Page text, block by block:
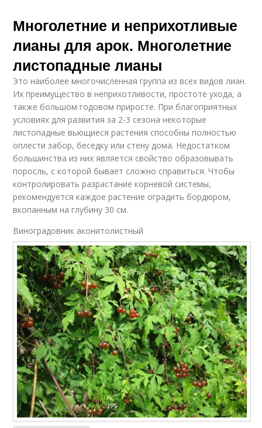
Многолетние и неприхотливые
лианы для арок. Многолетние
листопадные лианы
Это наиболее многочисленная группа из всех видов лиан.
Их преимущество в неприхотливости, простоте ухода, а
также большом годовом приросте. При благоприятных
условиях для развития за 2-3 сезона некоторые
листопадные вьющиеся растения способны полностью
оплести забор, беседку или стену дома. Недостатком
большинства из них является свойство образовывать
поросль, с которой бывает сложно справиться. Чтобы
контролировать разрастание корневой системы,
рекомендуется каждое растение оградить бордюром,
вкопанным на глубину 30 см.
Виноградовник аконитолистный